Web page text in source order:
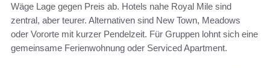
Wäge Lage gegen Preis ab. Hotels nahe Royal Mile sind
zentral, aber teurer. Alternativen sind New Town, Meadows
oder Vororte mit kurzer Pendelzeit. Für Gruppen lohnt sich eine
gemeinsame Ferienwohnung oder Serviced Apartment.